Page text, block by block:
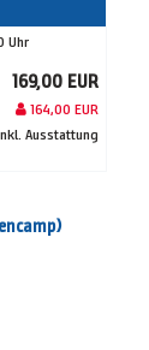
Uhr
169,00 EUR
164,00 EUR
Ausstattung